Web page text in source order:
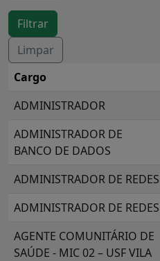
Cargo
ADMINISTRADOR
ADMINISTRADOR DE
BANCO DE DADOS
ADMINISTRADOR DE REDES
ADMINISTRADOR DE REDES
AGENTE COMUNITÁRIO DE
SAÚDE - MIC 02 – USF VILA